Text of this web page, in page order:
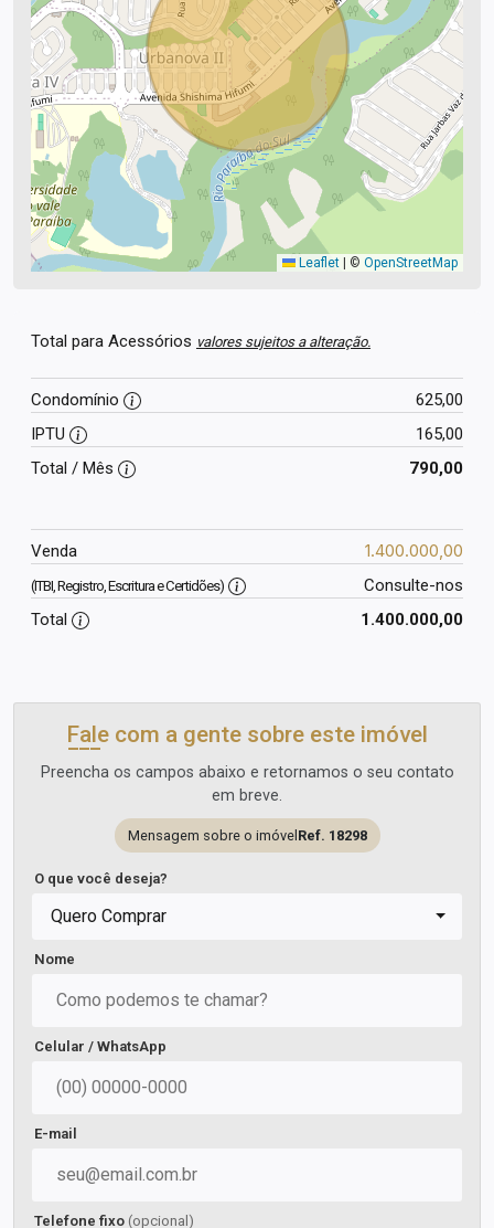
Leaflet © OpenStreetMap
Total para Acessórios valores sujeitos a alteração.
Condomínio
625,00
IPTU
165,00
Total / Mês
790,00
Venda 1.400.000,00
(ITBI, Registro, Escritura e Certidões)
Consulte-nos
Total
1.400.000,00
Fale com a gente sobre este imóvel
Preencha os campos abaixo e retornamos o seu contato
em breve.
Mensagem sobre o imóvel Ref. 18298
O que você deseja?
Quero Comprar
Nome
Celular / WhatsApp
E-mail
Telefone fixo (opcional)